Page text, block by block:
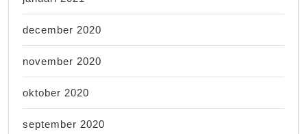
december 2020
november 2020
oktober 2020
september 2020